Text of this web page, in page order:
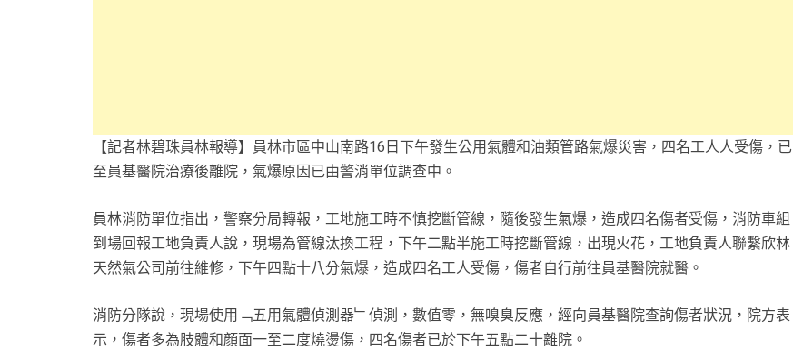
【記者林碧珠員林報導】員林市區中山南路16日下午發生公用氣體和油類管路氣爆災害，四名工人人受傷，已
至員基醫院治療後離院，氣爆原因已由警消單位調查中。
員林消防單位指出，警察分局轉報，工地施工時不慎挖斷管線，隨後發生氣爆，造成四名傷者受傷，消防車組
到場回報工地負責人說，現場為管線汰換工程，下午二點半施工時挖斷管線，出現火花，工地負責人聯繫欣林
天然氣公司前往維修，下午四點十八分氣爆，造成四名工人受傷，傷者自行前往員基醫院就醫。
消防分隊說，現場使用﹁五用氣體偵測器﹂偵測，數值零，無嗅臭反應，經向員基醫院查詢傷者狀況，院方表
示，傷者多為肢體和顏面一至二度燒燙傷，四名傷者已於下午五點二十離院。